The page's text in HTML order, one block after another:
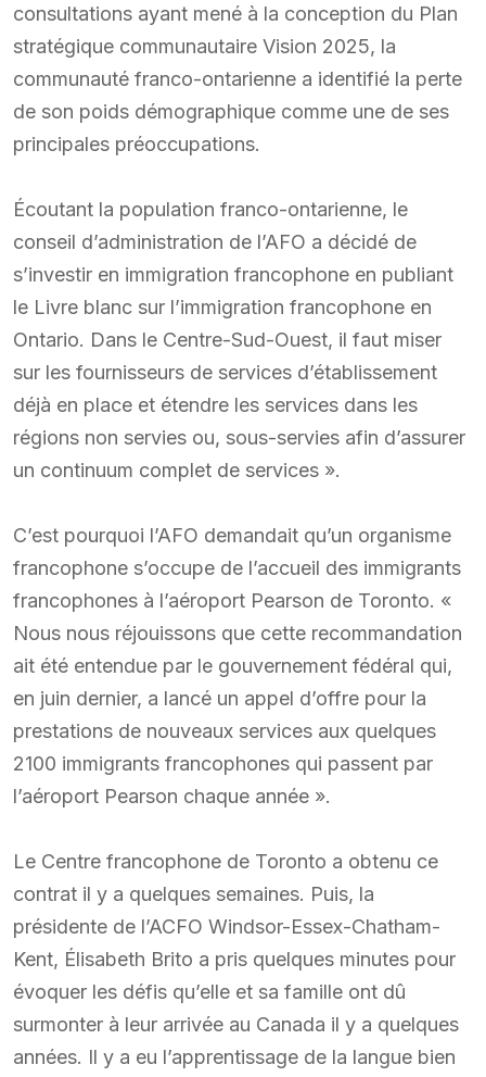
consultations ayant mené à la conception du Plan
stratégique communautaire Vision 2025, la
communauté franco-ontarienne a identifié la perte
de son poids démographique comme une de ses
principales préoccupations.
Écoutant la population franco-ontarienne, le
conseil d’administration de l’AFO a décidé de
s’investir en immigration francophone en publiant
le Livre blanc sur l’immigration francophone en
Ontario. Dans le Centre-Sud-Ouest, il faut miser
sur les fournisseurs de services d’établissement
déjà en place et étendre les services dans les
régions non servies ou, sous-servies afin d’assurer
un continuum complet de services ».
C’est pourquoi l’AFO demandait qu’un organisme
francophone s’occupe de l’accueil des immigrants
francophones à l’aéroport Pearson de Toronto. «
Nous nous réjouissons que cette recommandation
ait été entendue par le gouvernement fédéral qui,
en juin dernier, a lancé un appel d’offre pour la
prestations de nouveaux services aux quelques
2100 immigrants francophones qui passent par
l’aéroport Pearson chaque année ».
Le Centre francophone de Toronto a obtenu ce
contrat il y a quelques semaines. Puis, la
présidente de l’ACFO Windsor-Essex-Chatham-
Kent, Élisabeth Brito a pris quelques minutes pour
évoquer les défis qu’elle et sa famille ont dû
surmonter à leur arrivée au Canada il y a quelques
années. Il y a eu l’apprentissage de la langue bien